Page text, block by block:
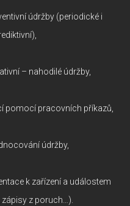
údržby (periodické i
– nahodilé údržby,
pracovních příkazů,
údržby,
k zařízení a událostem
z poruch…).